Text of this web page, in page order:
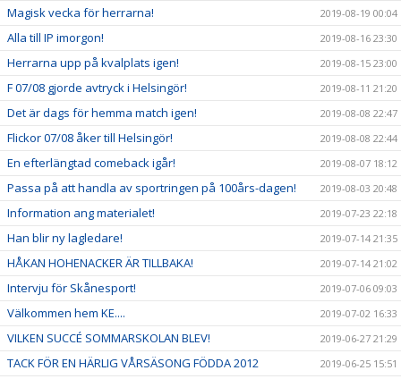
Magisk vecka för herrarna! 2019-08-19 00:04
Alla till IP imorgon! 2019-08-16 23:30
Herrarna upp på kvalplats igen! 2019-08-15 23:00
F 07/08 gjorde avtryck i Helsingör! 2019-08-11 21:20
Det är dags för hemma match igen! 2019-08-08 22:47
Flickor 07/08 åker till Helsingör! 2019-08-08 22:44
En efterlängtad comeback igår! 2019-08-07 18:12
Passa på att handla av sportringen på 100års-dagen! 2019-08-03 20:48
Information ang materialet! 2019-07-23 22:18
Han blir ny lagledare! 2019-07-14 21:35
HÅKAN HOHENACKER ÄR TILLBAKA! 2019-07-14 21:02
Intervju för Skånesport! 2019-07-06 09:03
Välkommen hem KE.... 2019-07-02 16:33
VILKEN SUCCÉ SOMMARSKOLAN BLEV! 2019-06-27 21:29
TACK FÖR EN HÄRLIG VÅRSÄSONG FÖDDA 2012 2019-06-25 15:51